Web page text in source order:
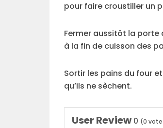
pour faire croustiller un
Fermer aussitôt la porte
à la fin de cuisson des
Sortir les pains du four
qu’ils ne sèchent.
User Review 0 (0